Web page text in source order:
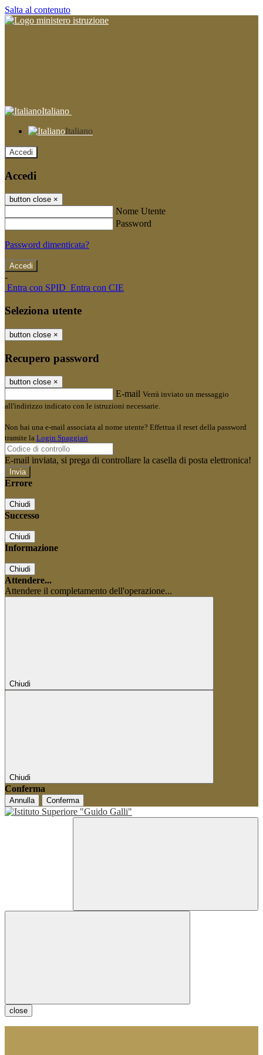
Salta al contenuto
Italiano
Italiano
Accedi
Accedi
button close ×
Nome Utente
Password
Password dimenticata?
-
Entra con SPID Entra con CIE
Seleziona utente
button close ×
Recupero password
button close ×
E-mail Verrà inviato un messaggio
all'indirizzo indicato con le istruzioni necessarie.
Non hai una e-mail associata al nome utente? Effettua il reset della password
tramite la Login Spaggiari
E-mail inviata, si prega di controllare la casella di posta elettronica!
Errore
Chiudi
Successo
Chiudi
Informazione
Chiudi
Attendere...
Attendere il completamento dell'operazione...
Chiudi
Chiudi
Conferma
Annulla Conferma
close